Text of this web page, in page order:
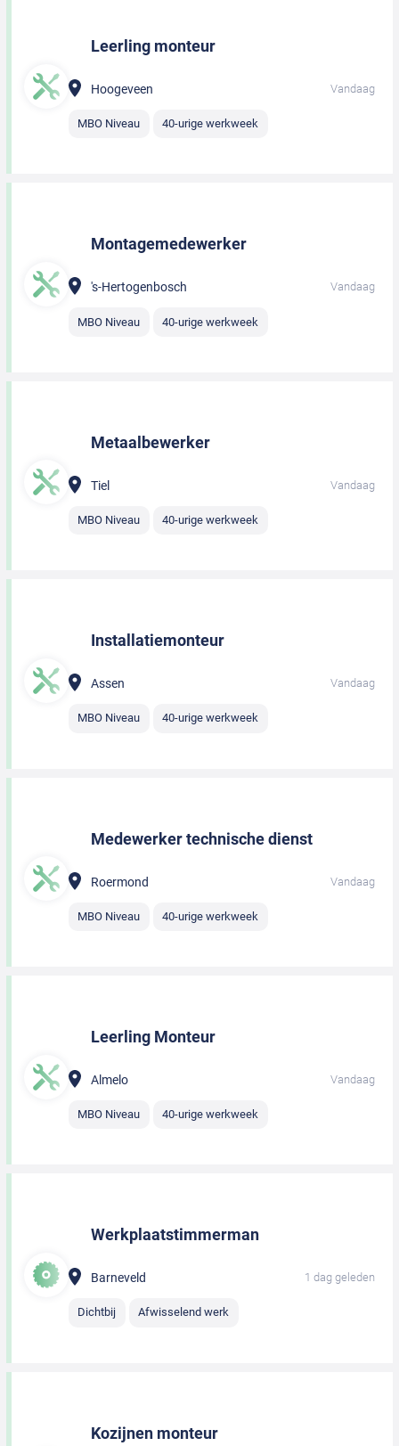
Leerling monteur
Hoogeveen Vandaag
MBO Niveau 40-urige werkweek
Montagemedewerker
's-Hertogenbosch Vandaag
MBO Niveau 40-urige werkweek
Metaalbewerker
Tiel Vandaag
MBO Niveau 40-urige werkweek
Installatiemonteur
Assen Vandaag
MBO Niveau 40-urige werkweek
Medewerker technische dienst
Roermond Vandaag
MBO Niveau 40-urige werkweek
Leerling Monteur
Almelo Vandaag
MBO Niveau 40-urige werkweek
Werkplaatstimmerman
Barneveld 1 dag geleden
Dichtbij Afwisselend werk
Kozijnen monteur